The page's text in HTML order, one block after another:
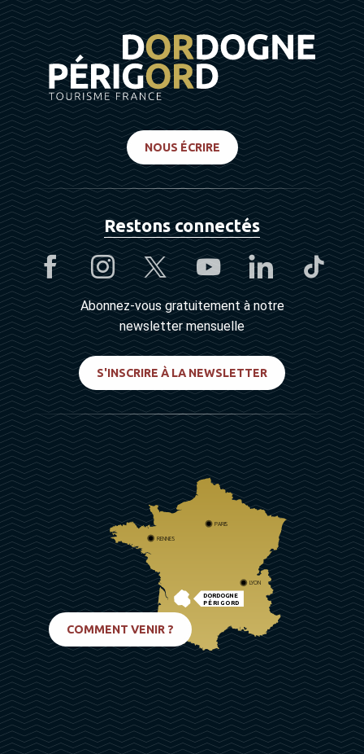
NOUS ÉCRIRE
Restons connectés
Abonnez-vous gratuitement à notre
newsletter mensuelle
S'INSCRIRE À LA NEWSLETTER
DORDOGNE
PÉRIGORD
PARIS
RENNES
LYON
COMMENT VENIR ?